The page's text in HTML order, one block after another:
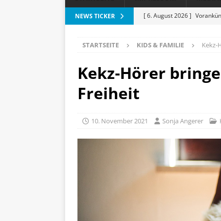
NEWS TICKER [ 6. August 2026 ]
alles?
APPLE
[ 5. August 2026 ]
[ 7. August 2026 ]
STARTSEITE KIDS & FAMILIE Kekz-
Kekz-Hörer
Freiheit
10. November 2021 Sonja Angerer